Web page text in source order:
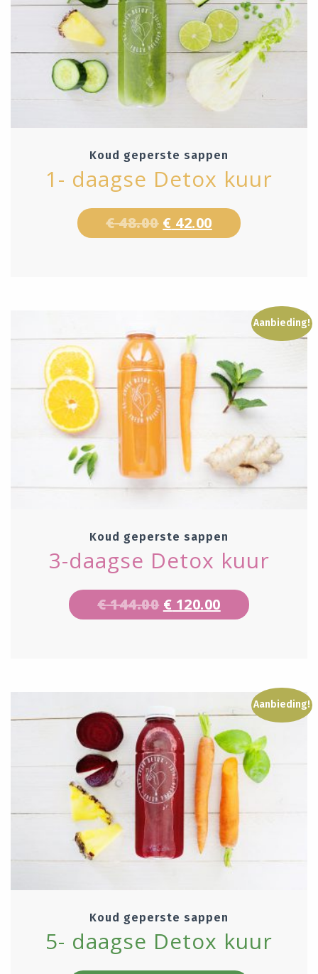
Koud geperste sappen
1- daagse Detox kuur
€48.00 € 42.00
Aanbieding!
Koud geperste sappen
3-daagse Detox kuur
€144.00 € 120.00
Aanbieding!
Koud geperste sappen
5- daagse Detox kuur